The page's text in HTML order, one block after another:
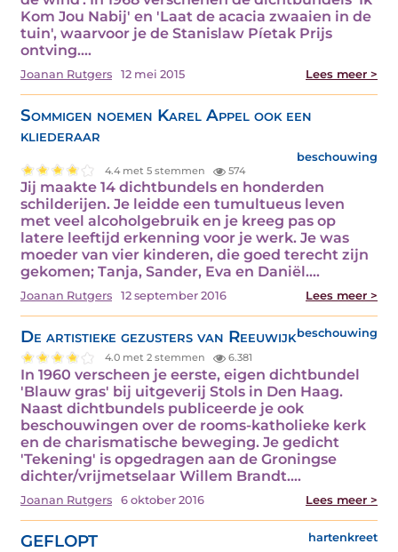
Kom Jou Nabij' en 'Laat de acacia zwaaien in de
tuin', waarvoor je de Stanislaw Píetak Prijs
ontving.…
Joanan Rutgers 12 mei 2015 Lees meer >
Sommigen noemen Karel Appel ook een
kliederaar
beschouwing
4.4 met 5 stemmen 574
Jij maakte 14 dichtbundels en honderden
schilderijen. Je leidde een tumultueus leven
met veel alcoholgebruik en je kreeg pas op
latere leeftijd erkenning voor je werk. Je was
moeder van vier kinderen, die goed terecht zijn
gekomen; Tanja, Sander, Eva en Daniël.…
Joanan Rutgers 12 september 2016 Lees meer >
De artistieke gezusters van Reeuwijkbeschouwing
4.0 met 2 stemmen 6.381
In 1960 verscheen je eerste, eigen dichtbundel
'Blauw gras' bij uitgeverij Stols in Den Haag.
Naast dichtbundels publiceerde je ook
beschouwingen over de rooms-katholieke kerk
en de charismatische beweging. Je gedicht
'Tekening' is opgedragen aan de Groningse
dichter/vrijmetselaar Willem Brandt.…
Joanan Rutgers 6 oktober 2016 Lees meer >
GEFLOPT hartenkreet